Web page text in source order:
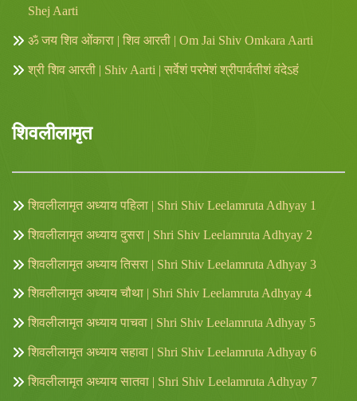
Shej Aarti
ॐ जय शिव ओंकारा | शिव आरती | Om Jai Shiv Omkara Aarti
श्री शिव आरती | Shiv Aarti | सर्वेशं परमेशं श्रीपार्वतीशं वंदेऽहं
शिवलीलामृत
शिवलीलामृत अध्याय पहिला | Shri Shiv Leelamruta Adhyay 1
शिवलीलामृत अध्याय दुसरा | Shri Shiv Leelamruta Adhyay 2
शिवलीलामृत अध्याय तिसरा | Shri Shiv Leelamruta Adhyay 3
शिवलीलामृत अध्याय चौथा | Shri Shiv Leelamruta Adhyay 4
शिवलीलामृत अध्याय पाचवा | Shri Shiv Leelamruta Adhyay 5
शिवलीलामृत अध्याय सहावा | Shri Shiv Leelamruta Adhyay 6
शिवलीलामृत अध्याय सातवा | Shri Shiv Leelamruta Adhyay 7